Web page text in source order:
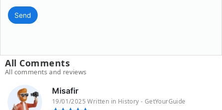
Send
All Comments
All comments and reviews
Misafir
19/01/2025 Written in History - GetYourGuide